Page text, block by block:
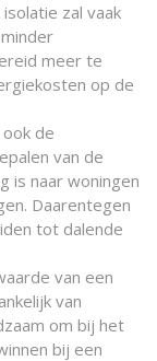
zal vaak
meer te
op de
de
van de
is naar woningen
Daarentegen
tot dalende
van een
van
om bij het
bij een